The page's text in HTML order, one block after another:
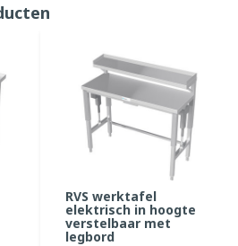
RVS werktafel
elektrisch in hoogte
verstelbaar met
legbord